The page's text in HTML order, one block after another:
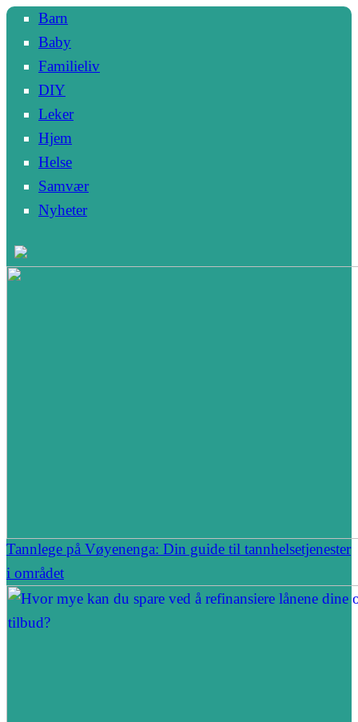
Barn
Baby
Familieliv
DIY
Leker
Hjem
Helse
Samvær
Nyheter
Tannlege på Vøyenenga: Din guide til tannhelsetjenester
i området